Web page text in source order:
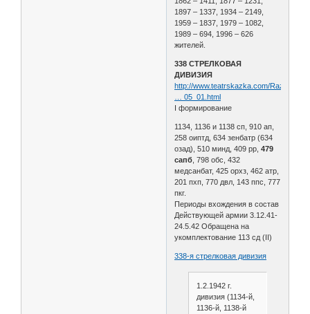
1897 – 1337, 1934 – 2149,
1959 – 1837, 1979 – 1082,
1989 – 694, 1996 – 626
жителей.
338 СТРЕЛКОВАЯ
ДИВИЗИЯ
http://www.teatrskazka.com/Raznoe/
… 05_01.html
I формирование
1134, 1136 и 1138 сп, 910 ап,
258 оиптд, 634 зенбатр (634
озад), 510 минд, 409 рр,479
сапб , 798 обс, 432
медсанбат, 425 орхз, 462 атр,
201 пхп, 770 двл, 143 ппс, 777
пкг.
Периоды вхождения в состав
Действующей армии 3.12.41-
24.5.42 Обращена на
укомплектование 113 сд (II)
338-я стрелковая дивизия
1.2.1942 г.
дивизия (1134-й,
1136-й, 1138-й